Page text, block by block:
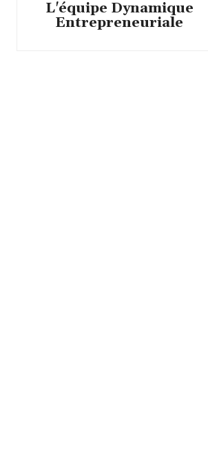
L'équipe Dynamique
Entrepreneuriale